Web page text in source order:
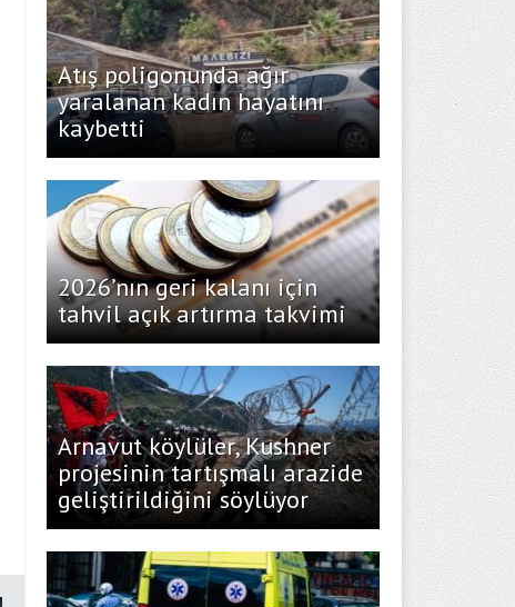
Atış poligonunda ağır
yaralanan kadın hayatını
kaybetti
2026’nın geri kalanı için
tahvil açık artırma takvimi
Arnavut köylüler, Kushner
projesinin tartışmalı arazide
geliştirildiğini söylüyor